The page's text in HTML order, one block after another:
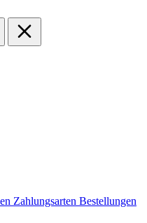
Zahlungsarten Bestellungen